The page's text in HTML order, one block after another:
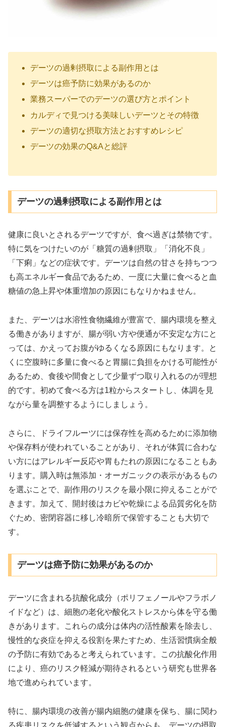
デーツの過剰摂取による副作用とは
デーツは癌予防に効果があるのか
業務スーパーでのデーツの選び方とポイント
カルディで見つける美味しいデーツとその特徴
デーツの適切な摂取方法とおすすめレシピ
デーツの効果のQ&Aと総評
デーツの過剰摂取による副作用とは
健康に良いとされるデーツですが、食べ過ぎは禁物です。
特に気をつけたいのが「糖質の過剰摂取」「消化不良」
「下痢」などの症状です。デーツは自然の甘さを持ちつつ
も高エネルギー食品であるため、一度に大量に食べると血
糖値の急上昇や体重増加の原因にもなりかねません。
また、デーツは水溶性食物繊維が豊富で、腸内環境を整え
る働きがありますが、腸が弱い方や便通が不安定な方にと
っては、かえってお腹がゆるくなる原因にもなります。と
くに空腹時に多量に食べると胃腸に負担をかける可能性が
あるため、食後や間食として少量ずつ取り入れるのが理想
的です。初めて食べる方は1粒からスタートし、体調を見
ながら量を調整するようにしましょう。
さらに、ドライフルーツには保存性を高めるために添加物
や保存料が使われていることがあり、それが体質に合わな
い方にはアレルギー反応や胃もたれの原因になることもあ
ります。購入時は無添加・オーガニックの表示があるもの
を選ぶことで、副作用のリスクを最小限に抑えることがで
きます。加えて、開封後はカビや乾燥による品質劣化を防
ぐため、密閉容器に移し冷暗所で保管することも大切で
す。
デーツは癌予防に効果があるのか
デーツに含まれる抗酸化成分（ポリフェノールやフラボノ
イドなど）は、細胞の老化や酸化ストレスから体を守る働
きがあります。これらの成分は体内の活性酸素を除去し、
慢性的な炎症を抑える役割を果たすため、生活習慣病全般
の予防に有効であると考えられています。この抗酸化作用
により、癌のリスク軽減が期待されるという研究も世界各
地で進められています。
特に、腸内環境の改善が腸内細胞の健康を保ち、腸に関わ